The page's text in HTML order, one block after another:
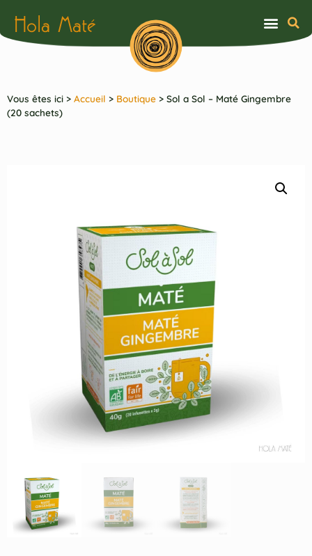
Hola Maté
Vous êtes ici > Accueil > Boutique > Sol a Sol – Maté Gingembre
(20 sachets)